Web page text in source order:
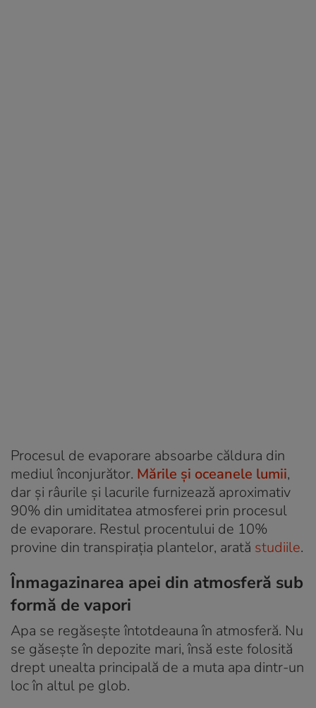
Procesul de evaporare absoarbe căldura din
mediul înconjurător. Mările și oceanele lumii,
dar și râurile și lacurile furnizează aproximativ
90% din umiditatea atmosferei prin procesul
de evaporare. Restul procentului de 10%
provine din transpirația plantelor, arată studiile.
Înmagazinarea apei din atmosferă sub
formă de vapori
Apa se regăsește întotdeauna în atmosferă. Nu
se găsește în depozite mari, însă este folosită
drept unealta principală de a muta apa dintr-un
loc în altul pe glob.